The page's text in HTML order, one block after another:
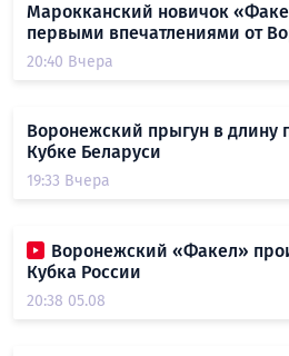
Марокканский новичок
первыми впечатлениями от
20:40 Вчера
Воронежский прыгун в длину
Кубке Беларуси
19:33 Вчера
Воронежский «Факел»
Кубка России
20:38 05.08